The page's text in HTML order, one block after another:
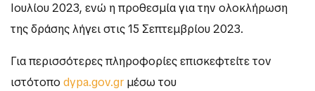
Ιουλίου 2023, ενώ η προθεσμία για την ολοκλήρωση
της δράσης λήγει στις 15 Σεπτεμβρίου 2023.
Για περισσότερες πληροφορίες επισκεφτείτε τον
ιστότοπο dypa.gov.gr μέσω του